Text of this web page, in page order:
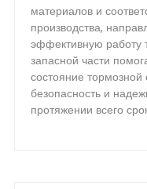
материалов и
производства,
эффективную работу
запасной части
состояние
безопасность и
протяжении всего